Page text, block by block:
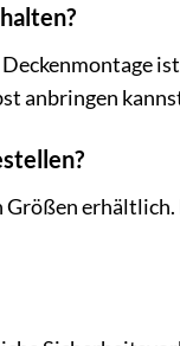
anbringen
Größen